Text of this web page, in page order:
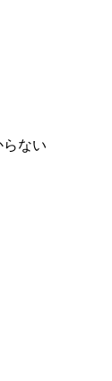
ない